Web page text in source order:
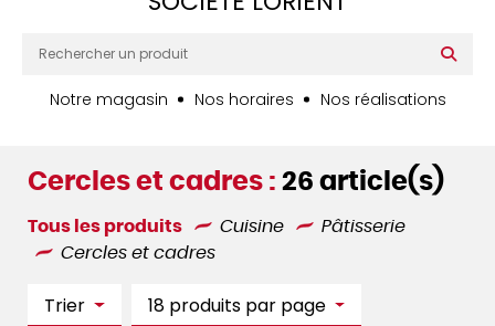
Notre magasin Nos horaires Nos réalisations
Cercles et cadres : 26 article(s)
Tous les produits Cuisine
Pâtisserie
Cercles et cadres
Trier 18 produits par page